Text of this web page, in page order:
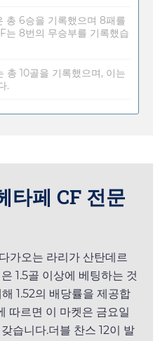
총 6승을 기록했으며 8패를
는 8번의 무승부를 기록했습
총 10골을 기록했으며, 이는
.
타페 CF 전문
가오는 라리가 산탄데르
1.5골 이상에 베팅하는 것
1.52의 배당률을 제공합
따르면 이 마켓은 금요일
습니다.더블 찬스 12이 발